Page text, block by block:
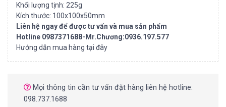
Khối lượng tịnh: 225g
Kích thước: 100x100x50mm
Liên hệ ngay để được tư vấn và mua sản phẩm
Hotline 0987371688-Mr.Chương:0936.197.577
Hướng dẫn mua hàng tại đây
Mọi thông tin cần tư vấn đặt hàng liên hệ hotline:
098.737.1688